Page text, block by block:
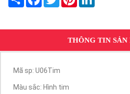
THÔNG TIN SẢN
Mã sp: U06Tim
Màu sắc: Hình tim